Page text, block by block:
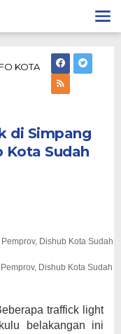
KOTA
di Simpang
Kota Sudah
Dishub Kota Sudah
traffick light
belakangan ini